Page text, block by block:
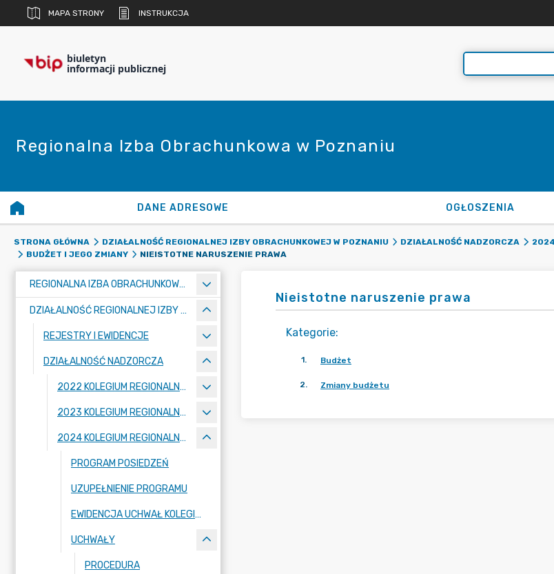
MAPA STRONY INSTRUKCJA
biuletyn
informacji publicznej
Regionalna Izba Obrachunkowa w Poznaniu
DANE ADRESOWE OGŁOSZENIA
STRONA GŁÓWNA DZIAŁALNOŚĆ REGIONALNEJ IZBY OBRACHUNKOWEJ W POZNANIU DZIAŁALNOŚĆ NADZORCZA 2024
BUDŻET I JEGO ZMIANY
NIEISTOTNE NARUSZENIE PRAWA
REGIONALNA IZBA OBRACHUNKOWA W POZNANIU
DZIAŁALNOŚĆ REGIONALNEJ IZBY OBRACHUNKOWEJ W POZNANIU
REJESTRY I EWIDENCJE
DZIAŁALNOŚĆ NADZORCZA
2022 KOLEGIUM REGIONALNEJ IZBY OBRACHUNKOWEJ W POZNANIU
2023 KOLEGIUM REGIONALNEJ IZBY OBRACHUNKOWEJ W POZNANIU
2024 KOLEGIUM REGIONALNEJ IZBY OBRACHUNKOWEJ W POZNANIU
PROGRAM POSIEDZEŃ
UZUPEŁNIENIE PROGRAMU
EWIDENCJA UCHWAŁ KOLEGIUM IZBY
UCHWAŁY
PROCEDURA
Nieistotne naruszenie prawa
Kategorie:
1. Budżet
2. Zmiany budżetu